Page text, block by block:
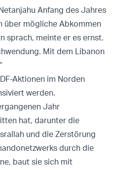
Anfang des Jahres
über mögliche Abkommen
sprach, meinte er es ernst.
Mit dem Libanon
Aktionen im Norden
werden.
Jahr
hat, darunter die
und die Zerstörung
durch die
baut sie sich mit